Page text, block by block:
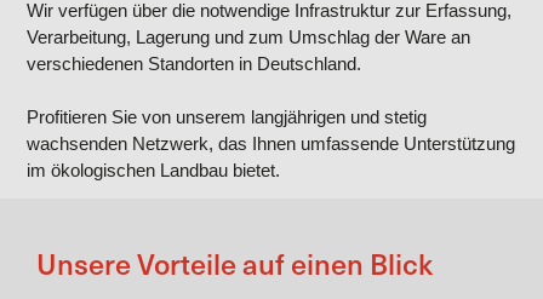
Wir verfügen über die notwendige Infrastruktur zur Erfassung,
Verarbeitung, Lagerung und zum Umschlag der Ware an
verschiedenen Standorten in Deutschland.
Profitieren Sie von unserem langjährigen und stetig
wachsenden Netzwerk, das Ihnen umfassende Unterstützung
im ökologischen Landbau bietet.
Unsere Vorteile auf einen Blick